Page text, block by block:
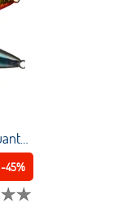
60mm/6g isca de pesca flutuante lápis isca topwater artificial duro isca de água doce água salgada carpa equipamento de pesca acessórios
-45%